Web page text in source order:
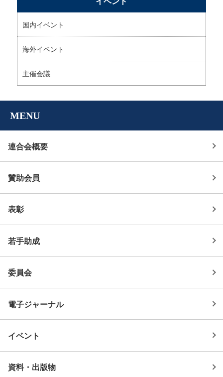
ー
シ
ョ
ン
国内イベント
海外イベント
主催会議
MENU
連合会概要
賛助会員
表彰
若手助成
委員会
電子ジャーナル
イベント
資料・出版物